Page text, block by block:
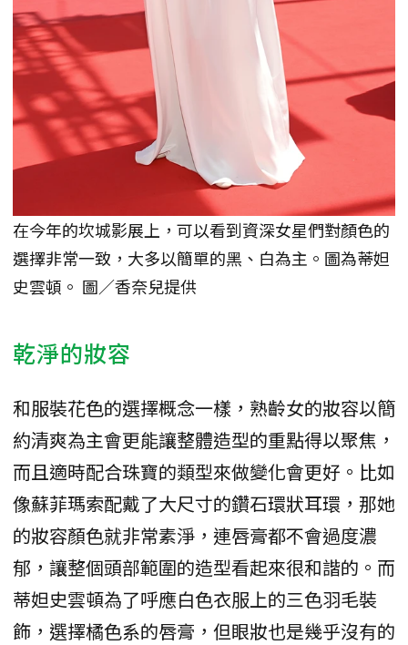
在今年的坎城影展上，可以看到資深女星們對顏色的
選擇非常一致，大多以簡單的黑、白為主。圖為蒂妲
史雲頓。 圖／香奈兒提供
乾淨的妝容
和服裝花色的選擇概念一樣，熟齡女的妝容以簡
約清爽為主會更能讓整體造型的重點得以聚焦，
而且適時配合珠寶的類型來做變化會更好。比如
像蘇菲瑪索配戴了大尺寸的鑽石環狀耳環，那她
的妝容顏色就非常素淨，連唇膏都不會過度濃
郁，讓整個頭部範圍的造型看起來很和諧的。而
蒂妲史雲頓為了呼應白色衣服上的三色羽毛裝
飾，選擇橘色系的唇膏，但眼妝也是幾乎沒有的